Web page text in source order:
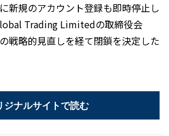
新規のアカウント登録も即時停止し
Trading Limitedの取締役会
戦略的見直しを経て閉鎖を決定した
ジナルサイトで読む